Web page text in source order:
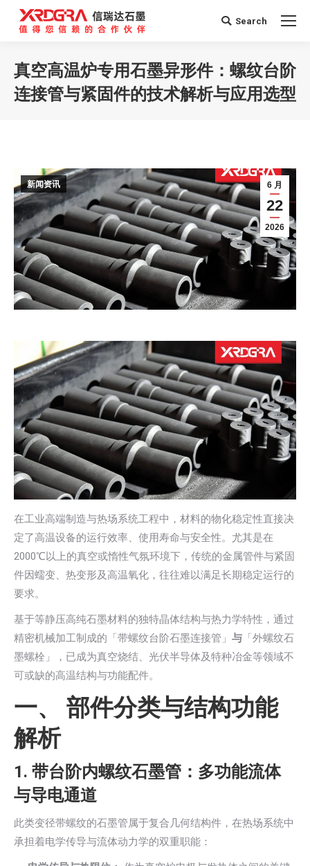
Search:
Search
真空高温炉专用石墨异形件：螺纹台阶
连接管与紧固件的技术解析与应用选型
6 月
22
2026
新闻资讯
在工业高端制造与热场系统工程中，材料的物化稳定性直接决
定了高温设备的运行效率、使用寿命与安全性。尤其是在
2000℃以上的真空或惰性气氛环境下，传统的金属管件与紧固
件因蠕变、热变形及高温氧化，往往难以满足长期稳定运行的
要求。
基于等静压高纯石墨材料的独特晶体结构与热力学特性，通过
精密机械加工制成的「带螺纹台阶石墨连接管」 与 「外螺纹石
墨螺栓」，已成为真空烧结、光伏半导体及特种冶金等领域不
可或缺的高温结构与功能配件。
一、 部件分类与结构功能
解析
1. 带台阶内螺纹石墨管：多功能流体
与导电通道
此类变径带螺纹的石墨管属于复合几何结构件，在热场系统中
承担着电学传导与流体动力学的双重职能：